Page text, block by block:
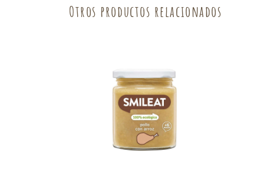
Otros productos relacionados